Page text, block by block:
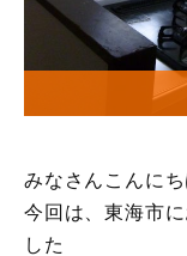
みなさんこんにち
今回は、東海市
した